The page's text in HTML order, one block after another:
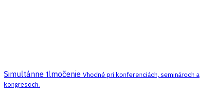
Simultánne tlmočenie Vhodné pri konferenciách, seminároch a
kongresoch.